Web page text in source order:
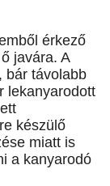
érkező
javára. A
bár távolabb
lekanyarodott
készülő
miatt is
a kanyarodó